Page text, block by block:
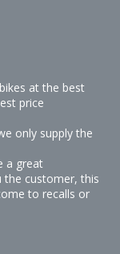
at the best
price
only supply the
a great
the customer, this
to recalls or